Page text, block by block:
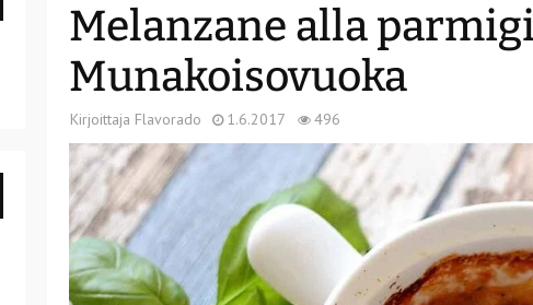
Melanzane alla
Munakoisovuoka
Kirjoittaja Flavorado 1.6.2017 496